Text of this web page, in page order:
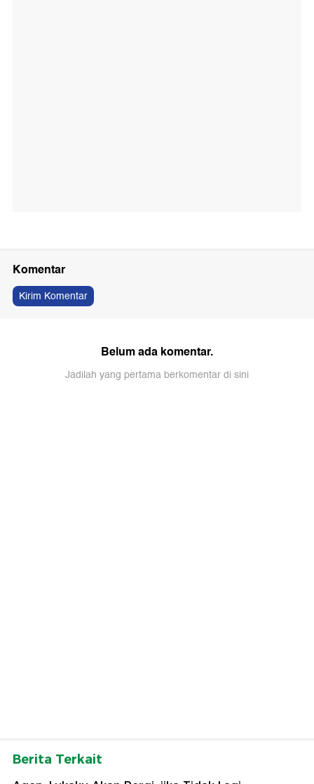
Komentar
Kirim Komentar
Belum ada komentar.
Jadilah yang pertama berkomentar di sini
Berita Terkait